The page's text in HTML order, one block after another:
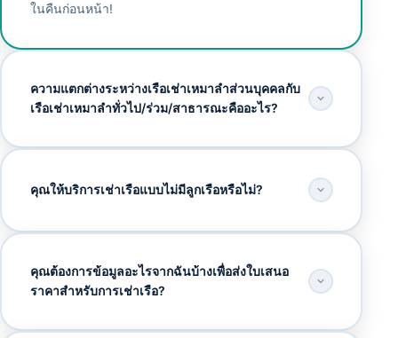
ในคืนก่อนหน้า!
ความแตกต่างระหว่างเรือเช่าเหมาลำส่วนบุคคลกับ
เรือเช่าเหมาลำทั่วไป/ร่วม/สาธารณะคืออะไร?
คุณให้บริการเช่าเรือแบบไม่มีลูกเรือหรือไม่?
คุณต้องการข้อมูลอะไรจากฉันบ้างเพื่อส่งใบเสนอ
ราคาสำหรับการเช่าเรือ?